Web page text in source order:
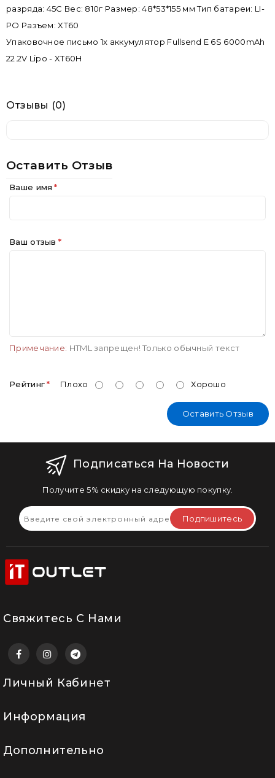
разряда: 45C Вес: 810г Размер: 48*53*155 мм Тип батареи: LI-
PO Разъем: XT60
Упаковочное письмо 1x аккумулятор Fullsend E 6S 6000mAh
22.2V Lipo - XT60H
Отзывы (0)
Оставить Отзыв
Ваше имя
Ваш отзыв
Примечание: HTML запрещен! Только обычный текст
Рейтинг Плохо Хорошо
Оставить Отзыв
Подписаться На Новости
Получите 5% скидку на следующую покупку.
Подпишитесь
Свяжитесь С Нами
Личный Кабинет
Информация
Дополнительно